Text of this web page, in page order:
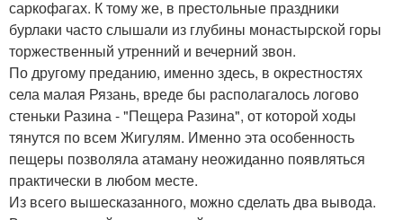
саркофагах. К тому же, в престольные праздники
бурлаки часто слышали из глубины монастырской горы
торжественный утренний и вечерний звон.
По другому преданию, именно здесь, в окрестностях
села малая Рязань, вреде бы располагалось логово
стеньки Разина - "Пещера Разина", от которой ходы
тянутся по всем Жигулям. Именно эта особенность
пещеры позволяла атаману неожиданно появляться
практически в любом месте.
Из всего вышесказанного, можно сделать два вывода.